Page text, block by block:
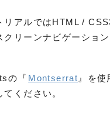
リアルではHTML /
クリーンナビゲーショ
の『 Montserrat 』を
ください。